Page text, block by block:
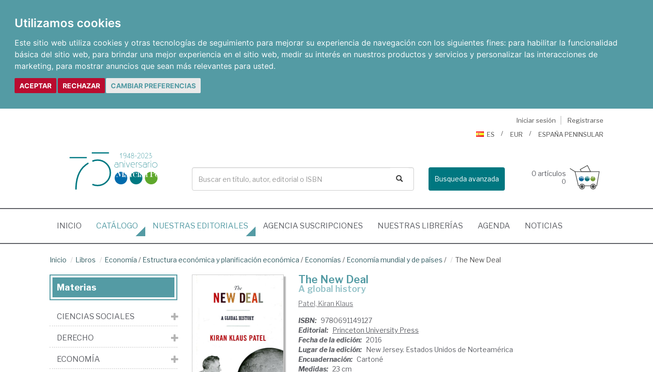
Utilizamos cookies
Este sitio web utiliza cookies y otras tecnologías de seguimiento para mejorar su experiencia de navegación con los siguientes fines: para habilitar la funcionalidad
básica del sitio web, para brindar una mejor experiencia en el sitio web, medir su interés en nuestros productos y servicios y personalizar las interacciones de
marketing, para mostrar anuncios que sean más relevantes para usted.
ACEPTAR RECHAZAR CAMBIAR PREFERENCIAS
Iniciar sesión
Registrarse
ES
EUR ESPAÑA PENINSULAR
Busqueda avanzada
0 artículos
0
INICIO (CURRENT)
CATÁLOGO NUESTRAS EDITORIALES AGENCIA SUSCRIPCIONES NUESTRAS LIBRERÍAS AGENDA NOTICIAS
Inicio Libros Economía / Estructura económica y planificación económica / Economías / Economía mundial y de países / The New Deal
The New Deal
a global history
Patel, Kiran Klaus
ISBN: 9780691149127
Editorial: Princeton University Press
Fecha de la edición: 2016
Lugar de la edición: New Jersey. Estados Unidos de Norteamérica
Encuadernación: Cartoné
Medidas: 23 cm
Materias
CIENCIAS SOCIALES
DERECHO
ECONOMÍA